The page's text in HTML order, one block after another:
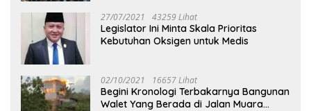
27/07/2021 43259 Lihat
Legislator Ini Minta Skala Prioritas
Kebutuhan Oksigen untuk Medis
02/10/2021 16657 Lihat
Begini Kronologi Terbakarnya Bangunan
Walet Yang Berada di Jalan Muara